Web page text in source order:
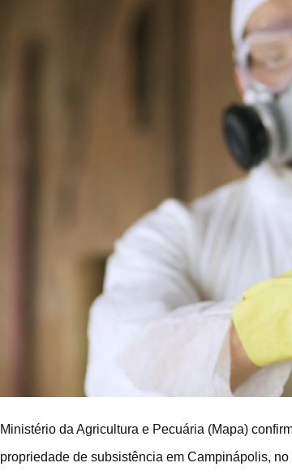
Ministério da Agricultura e Pecuária (Mapa)
propriedade de subsistência em Campinápolis,